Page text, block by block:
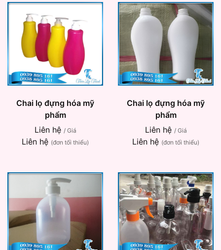
Chai lọ đựng hóa mỹ
phẩm
Liên hệ / Giá
Liên hệ (đơn tối thiểu)
Chai lọ đựng hóa mỹ
phẩm
Liên hệ / Giá
Liên hệ (đơn tối thiểu)